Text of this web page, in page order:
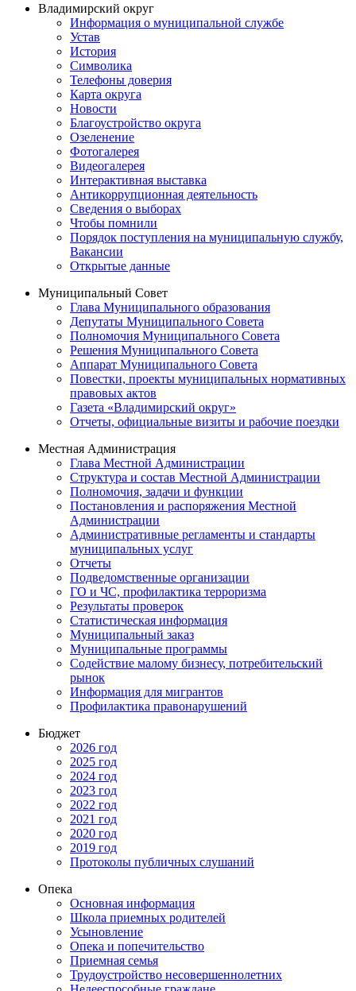
Владимирский округ
Информация о муниципальной службе
Устав
История
Символика
Телефоны доверия
Карта округа
Новости
Благоустройство округа
Озеленение
Фотогалерея
Видеогалерея
Интерактивная выставка
Антикоррупционная деятельность
Сведения о выборах
Чтобы помнили
Порядок поступления на муниципальную службу,
Вакансии
Открытые данные
Муниципальный Совет
Глава Муниципального образования
Депутаты Муниципального Совета
Полномочия Муниципального Совета
Решения Муниципального Совета
Аппарат Муниципального Совета
Повестки, проекты муниципальных нормативных
правовых актов
Газета «Владимирский округ»
Отчеты, официальные визиты и рабочие поездки
Местная Администрация
Глава Местной Администрации
Структура и состав Местной Администрации
Полномочия, задачи и функции
Постановления и распоряжения Местной
Администрации
Административные регламенты и стандарты
муниципальных услуг
Отчеты
Подведомственные организации
ГО и ЧС, профилактика терроризма
Результаты проверок
Статистическая информация
Муниципальный заказ
Муниципальные программы
Содействие малому бизнесу, потребительский
рынок
Информация для мигрантов
Профилактика правонарушений
Бюджет
2026 год
2025 год
2024 год
2023 год
2022 год
2021 год
2020 год
2019 год
Протоколы публичных слушаний
Опека
Основная информация
Школа приемных родителей
Усыновление
Опека и попечительство
Приемная семья
Трудоустройство несовершеннолетних